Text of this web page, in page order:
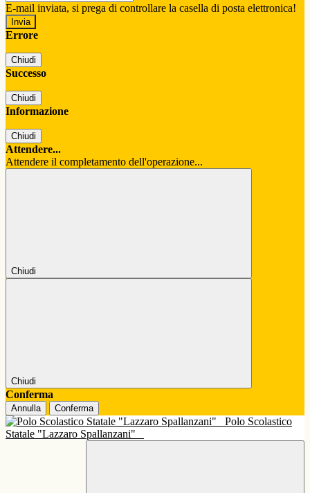
E-mail inviata, si prega di controllare la casella di posta elettronica!
Errore
Chiudi
Successo
Chiudi
Informazione
Chiudi
Attendere...
Attendere il completamento dell'operazione...
Chiudi
Chiudi
Conferma
Annulla Conferma
Polo Scolastico
Statale "Lazzaro Spallanzani"